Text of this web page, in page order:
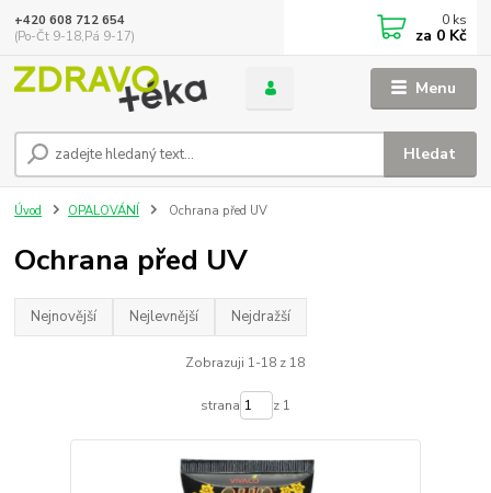
Menu
Hledat
+420 608 712 654
(Po-Čt 9-18,Pá 9-17)
0 ks
za 0 Kč
Úvod OPALOVÁNÍ Ochrana před UV
Ochrana před UV
Nejnovější Nejlevnější Nejdražší
Zobrazuji 1-18 z 18
strana z 1